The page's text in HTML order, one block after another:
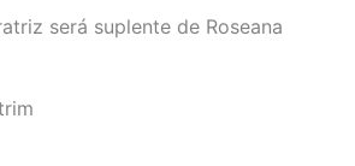
será suplente de Roseana